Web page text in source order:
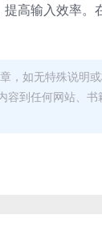
高输入效率
，如无特殊说明
容到任何网站、